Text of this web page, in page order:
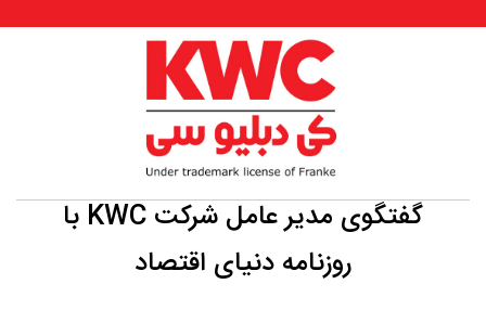
گفتگوی مدیر عامل شرکت KWC با
روزنامه دنیای اقتصاد